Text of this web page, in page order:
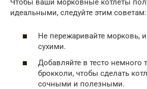
идеальными, следуйте этим советам:
Не пережаривайте морковь,
сухими.
Добавляйте в тесто немного
брокколи, чтобы сделать
сочными и полезными.